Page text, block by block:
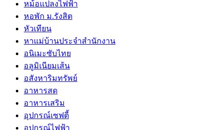
หม้อแปลงไฟฟ้า
หอพัก ม.รังสิต
หัวเทียน
หาแม่บ้านประจำสำนักงาน
อนิเมะซับไทย
อลูมิเนียมเส้น
อสังหาริมทรัพย์
อาหารสด
อาหารเสริม
อุปกรณ์เซฟตี้
อุปกรณ์ไฟฟ้า